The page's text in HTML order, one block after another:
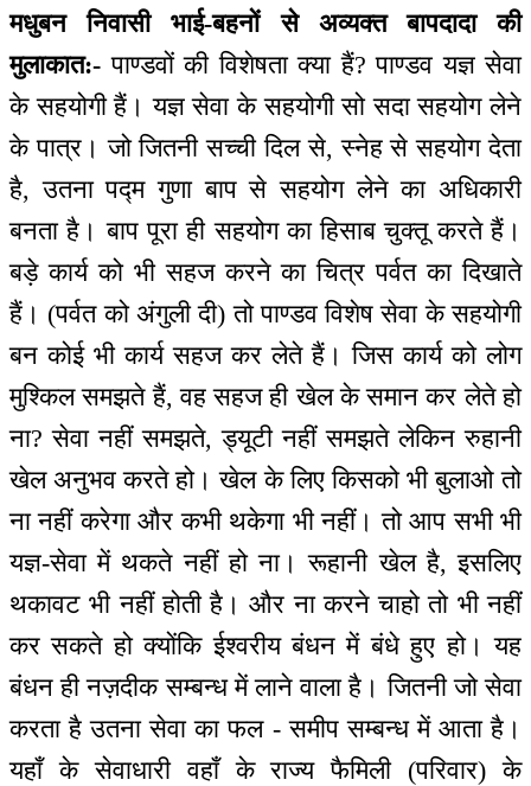
मधुबन निवासी भाई-बहनों से अव्यक्त बापदादा की
मुलाकात:- पाण्डवों की विशेषता क्या हैं? पाण्डव यज्ञ सेवा
के सहयोगी हैं। यज्ञ सेवा के सहयोगी सो सदा सहयोग लेने
के पात्र। जो जितनी सच्ची दिल से, स्नेह से सहयोग देता
है, उतना पद्म गुणा बाप से सहयोग लेने का अधिकारी
बनता है। बाप पूरा ही सहयोग का हिसाब चुक्तू करते हैं।
बड़े कार्य को भी सहज करने का चित्र पर्वत का दिखाते
हैं। (पर्वत को अंगुली दी) तो पाण्डव विशेष सेवा के सहयोगी
बन कोई भी कार्य सहज कर लेते हैं। जिस कार्य को लोग
मुश्किल समझते हैं, वह सहज ही खेल के समान कर लेते हो
ना? सेवा नहीं समझते, ड्यूटी नहीं समझते लेकिन रुहानी
खेल अनुभव करते हो। खेल के लिए किसको भी बुलाओ तो
ना नहीं करेगा और कभी थकेगा भी नहीं। तो आप सभी भी
यज्ञ-सेवा में थकते नहीं हो ना। रूहानी खेल है, इसलिए
थकावट भी नहीं होती है। और ना करने चाहो तो भी नहीं
कर सकते हो क्योंकि ईश्वरीय बंधन में बंधे हुए हो। यह
बंधन ही नज़दीक सम्बन्ध में लाने वाला है। जितनी जो सेवा
करता है उतना सेवा का फल - समीप सम्बन्ध में आता है।
यहाँ के सेवाधारी वहाँ के राज्य फैमिली (परिवार) के